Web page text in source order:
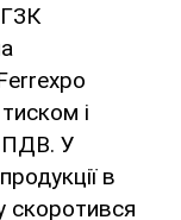
і
ПДВ. У
в
скоротився